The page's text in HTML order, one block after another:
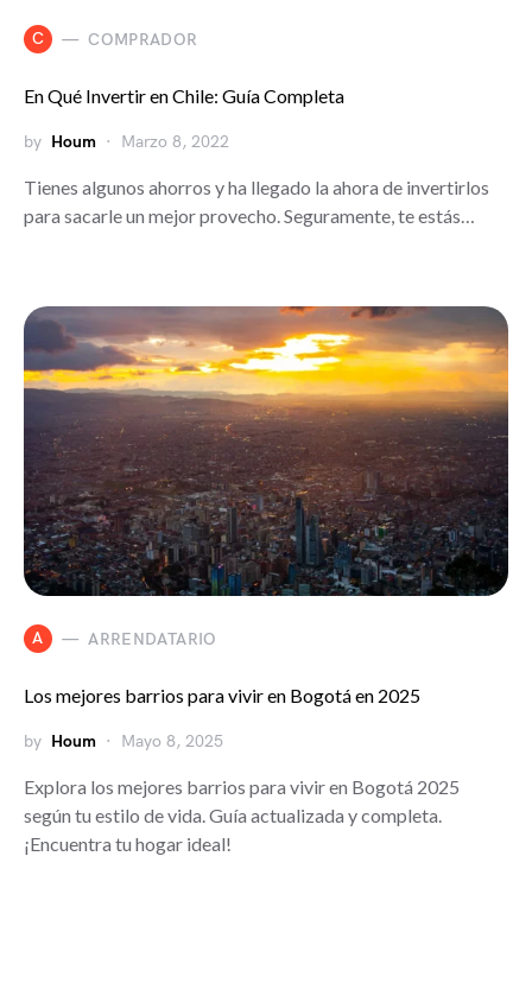
C COMPRADOR
En Qué Invertir en Chile: Guía Completa
by Houm Marzo 8, 2022
Tienes algunos ahorros y ha llegado la ahora de invertirlos
para sacarle un mejor provecho. Seguramente, te estás…
A ARRENDATARIO
Los mejores barrios para vivir en Bogotá en 2025
by Houm Mayo 8, 2025
Explora los mejores barrios para vivir en Bogotá 2025
según tu estilo de vida. Guía actualizada y completa.
¡Encuentra tu hogar ideal!